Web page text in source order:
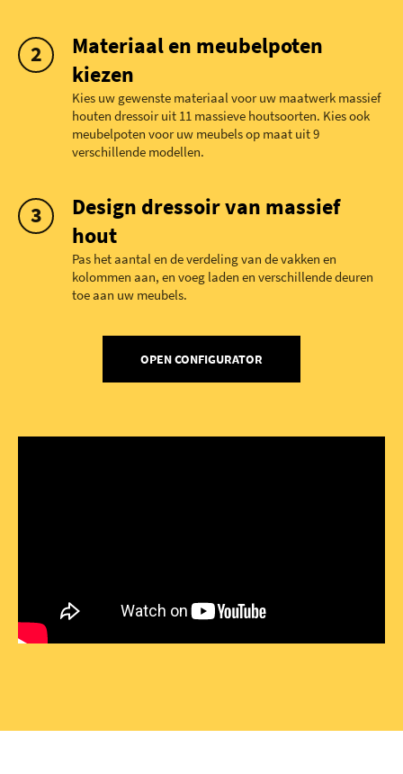
Materiaal en meubelpoten
kiezen
Kies uw gewenste materiaal voor uw maatwerk massief
houten dressoir uit 11 massieve houtsoorten. Kies ook
meubelpoten voor uw meubels op maat uit 9
verschillende modellen.
Design dressoir van massief
hout
Pas het aantal en de verdeling van de vakken en
kolommen aan, en voeg laden en verschillende deuren
toe aan uw meubels.
OPEN CONFIGURATOR